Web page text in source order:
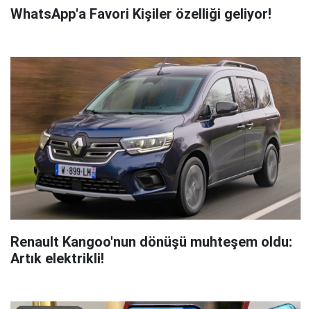
WhatsApp'a Favori Kişiler özelliği geliyor!
Renault Kangoo'nun dönüşü muhteşem oldu:
Artık elektrikli!